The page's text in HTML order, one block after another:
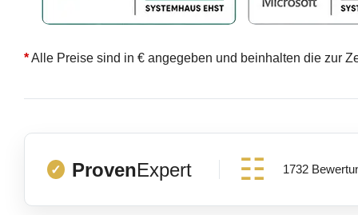
*Alle Preise sind in € angegeben und beinhalten die zur
✓ ProvenExpert 1732